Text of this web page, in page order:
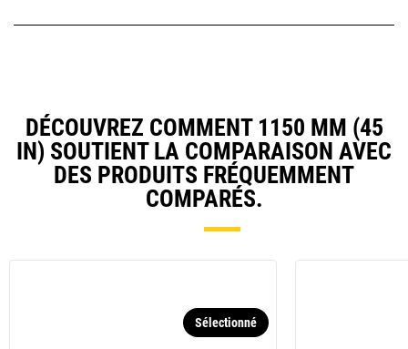
DÉCOUVREZ COMMENT 1150 MM (45
IN) SOUTIENT LA COMPARAISON AVEC
DES PRODUITS FRÉQUEMMENT
COMPARÉS.
Sélectionné